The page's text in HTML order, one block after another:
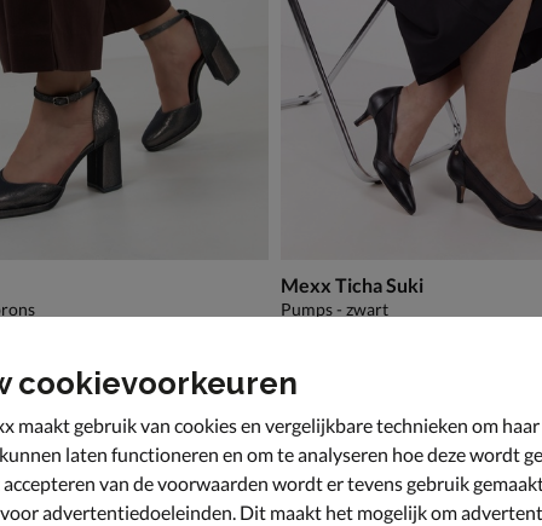
Mexx Ticha Suki
Pumps - zwart
cookievoorkeuren
maakt gebruik van cookies en vergelijkbare technieken om
laten functioneren en om te analyseren hoe deze wordt
van de voorwaarden wordt er tevens gebruik
advertentiedoeleinden. Dit maakt het mogelijk om